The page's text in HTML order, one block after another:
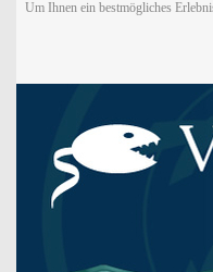
Um Ihnen ein bestmögliches